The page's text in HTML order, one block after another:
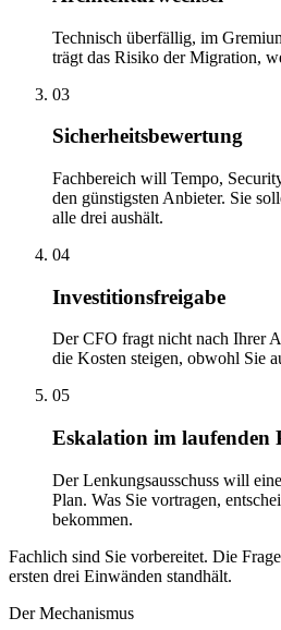
Technisch überfällig, im
trägt das Risiko der Migration,
03
Sicherheitsbewertung
Fachbereich will Tempo,
den günstigsten Anbieter. Sie
alle drei aushält.
04
Investitionsfreigabe
Der CFO fragt nicht nach Ihrer
die Kosten steigen, obwohl Sie
05
Eskalation im laufenden
Der Lenkungsausschuss will
Plan. Was Sie vortragen,
bekommen.
Fachlich sind Sie vorbereitet. Die
ersten drei Einwänden standhält.
Der Mechanismus